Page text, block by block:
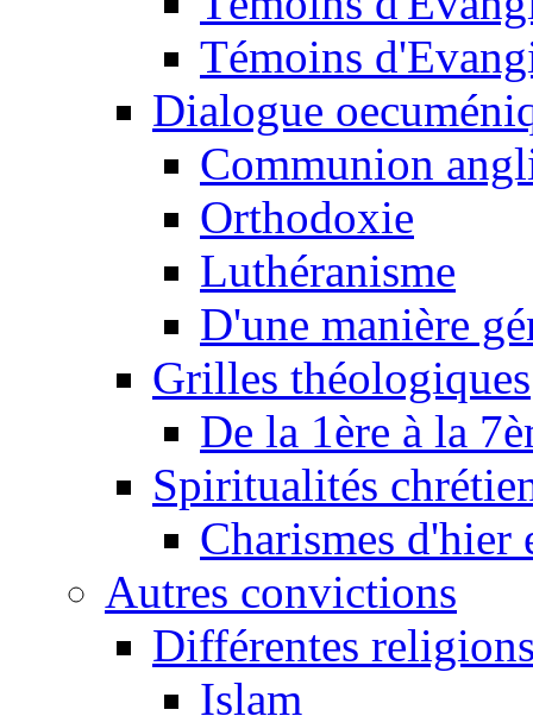
Témoins
Dialogue
Communion
Orthodoxie
Luthéranisme
D'une manière
Grilles théologiques
De la 1ère à la
Spiritualités
Charismes
Autres convictions
Différentes
Islam